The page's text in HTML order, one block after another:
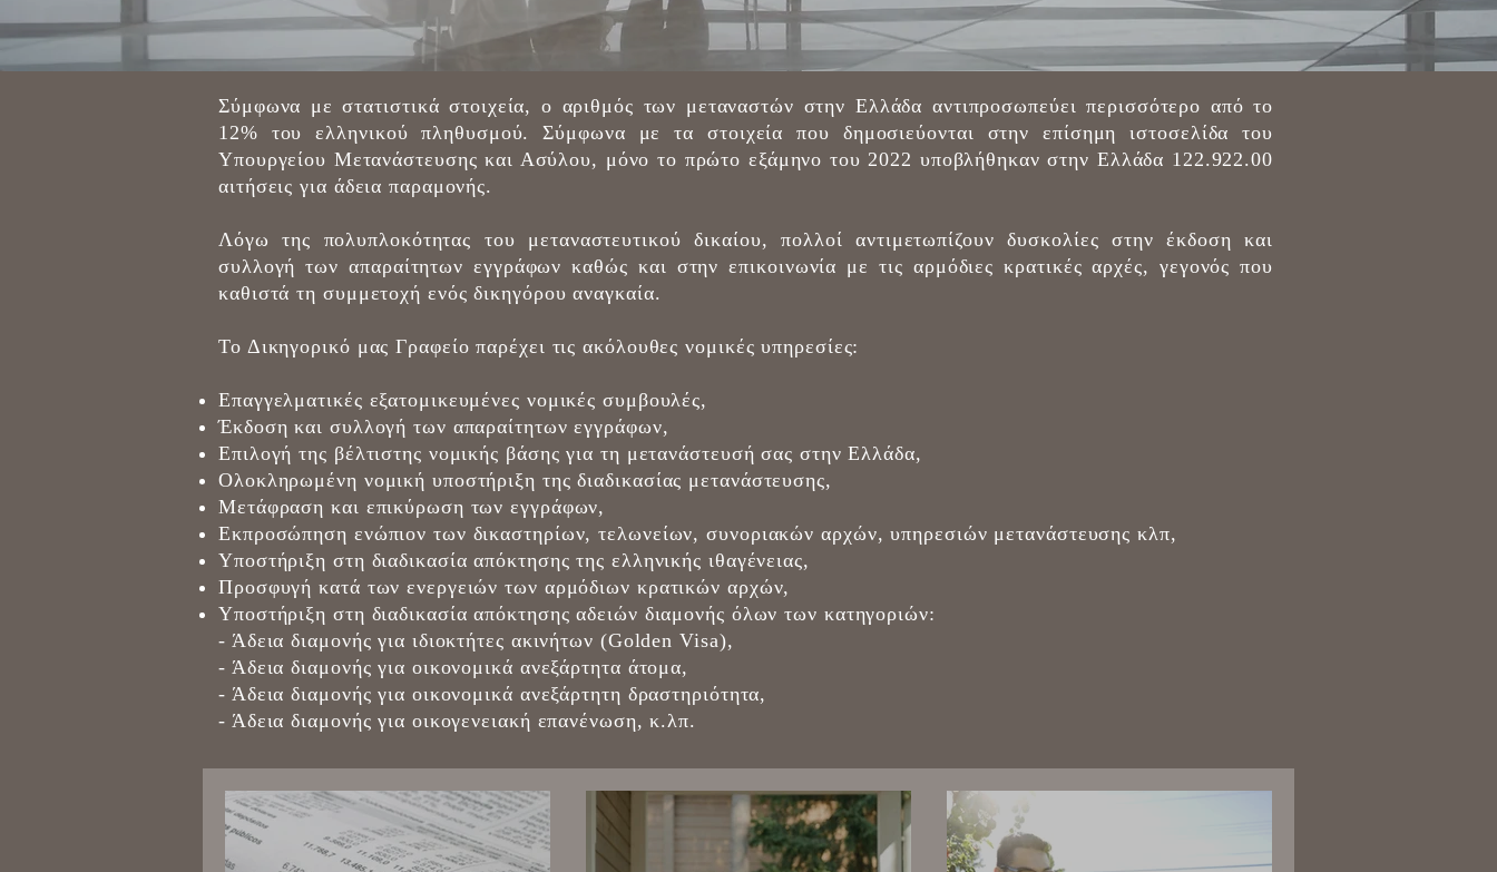
Σύμφωνα με στατιστικά στοιχεία, ο αριθμός των μεταναστών στην Ελλάδα αντιπροσωπεύει περισσότερο από το
12% του ελληνικού πληθυσμού. Σύμφωνα με τα στοιχεία που δημοσιεύονται στην επίσημη ιστοσελίδα του
Υπουργείου Μετανάστευσης και Ασύλου, μόνο το πρώτο εξάμηνο του 2022 υποβλήθηκαν στην Ελλάδα 122.922.00
αιτήσεις για άδεια παραμονής.
Λόγω της πολυπλοκότητας του μεταναστευτικού δικαίου, πολλοί αντιμετωπίζουν δυσκολίες στην έκδοση και
συλλογή των απαραίτητων εγγράφων καθώς και στην επικοινωνία με τις αρμόδιες κρατικές αρχές, γεγονός που
καθιστά τη συμμετοχή ενός δικηγόρου αναγκαία.
Το Δικηγορικό μας Γραφείο παρέχει τις ακόλουθες νομικές υπηρεσίες:
Επαγγελματικές εξατομικευμένες νομικές συμβουλές,
Έκδοση και συλλογή των απαραίτητων εγγράφων,
Επιλογή της βέλτιστης νομικής βάσης για τη μετανάστευσή σας στην Ελλάδα,
Ολοκληρωμένη νομική υποστήριξη της διαδικασίας μετανάστευσης,
Μετάφραση και επικύρωση των εγγράφων,
Εκπροσώπηση ενώπιον των δικαστηρίων, τελωνείων, συνοριακών αρχών, υπηρεσιών μετανάστευσης κλπ,
Υποστήριξη στη διαδικασία απόκτησης της ελληνικής ιθαγένειας,
Προσφυγή κατά των ενεργειών των αρμόδιων κρατικών αρχών,
Υποστήριξη στη διαδικασία απόκτησης αδειών διαμονής όλων των κατηγοριών:
- Άδεια διαμονής για ιδιοκτήτες ακινήτων (Golden Visa),
- Άδεια διαμονής για οικονομικά ανεξάρτητα άτομα,
- Άδεια διαμονής για οικονομικά ανεξάρτητη δραστηριότητα,
- Άδεια διαμονής για οικογενειακή επανένωση, κ.λπ.